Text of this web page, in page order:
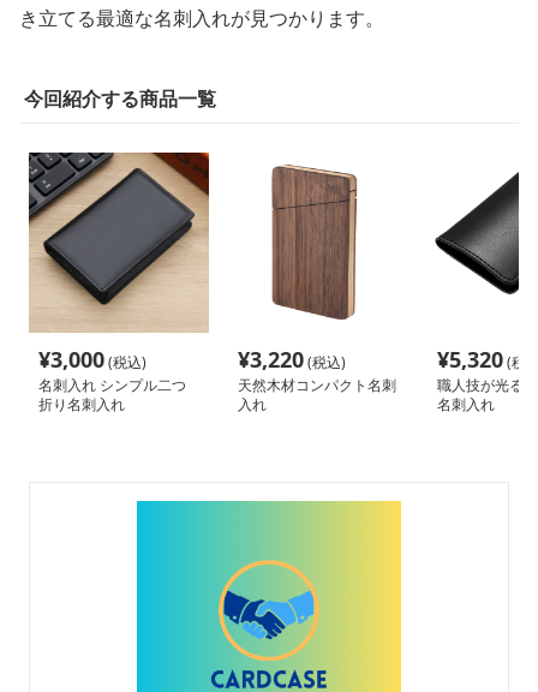
き立てる最適な名刺入れが見つかります。
今回紹介する商品一覧
¥3,000(税込)
名刺入れ シンプル二つ
折り名刺入れ
¥3,220(税込)
天然木材コンパクト名刺
入れ
¥5,320(税
職人技が光る
名刺入れ